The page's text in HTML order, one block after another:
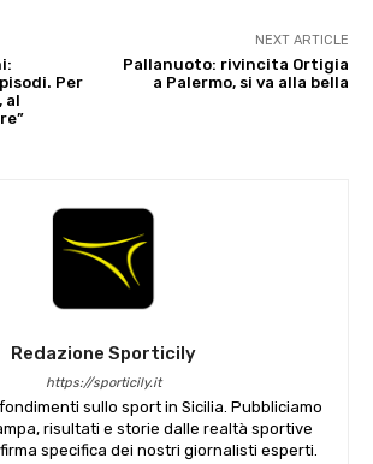
Per
al
NEXT ARTICLE
Pallanuoto: rivincita Ortigia
a Palermo, si va alla bella
Redazione Sporticily
https://sporticily.it
sullo sport in Sicilia. Pubbliciamo
risultati e storie dalle realtà sportive
specifica dei nostri giornalisti esperti.